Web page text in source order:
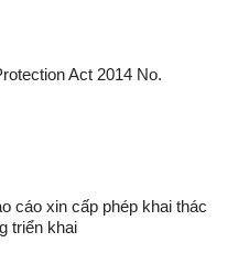
Act 2014 No.
cáo xin cấp phép khai thác
triển khai